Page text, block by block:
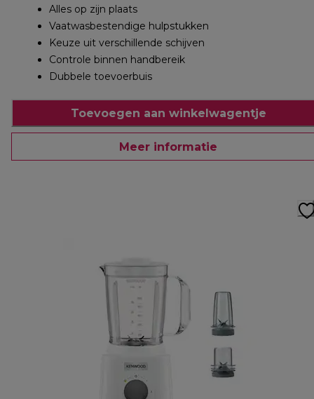
Alles op zijn plaats
Vaatwasbestendige hulpstukken
Keuze uit verschillende schijven
Controle binnen handbereik
Dubbele toevoerbuis
Toevoegen aan winkelwagentje
Meer informatie